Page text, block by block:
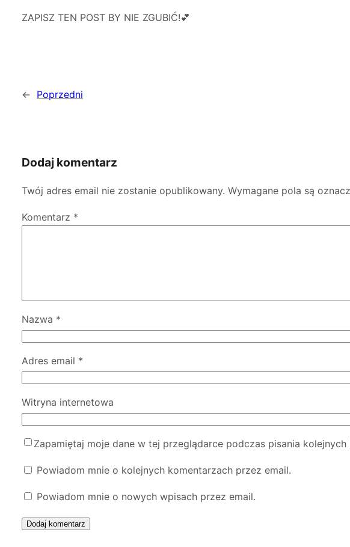
ZAPISZ TEN POST BY NIE ZGUBIĆ!💕
← Poprzedni
Dodaj komentarz
Twój adres email nie zostanie opublikowany. Wymagane pola są
Komentarz *
Nazwa *
Adres email *
Witryna internetowa
Zapamiętaj moje dane w tej przeglądarce podczas pisania kolejnych
Powiadom mnie o kolejnych komentarzach przez email.
Powiadom mnie o nowych wpisach przez email.